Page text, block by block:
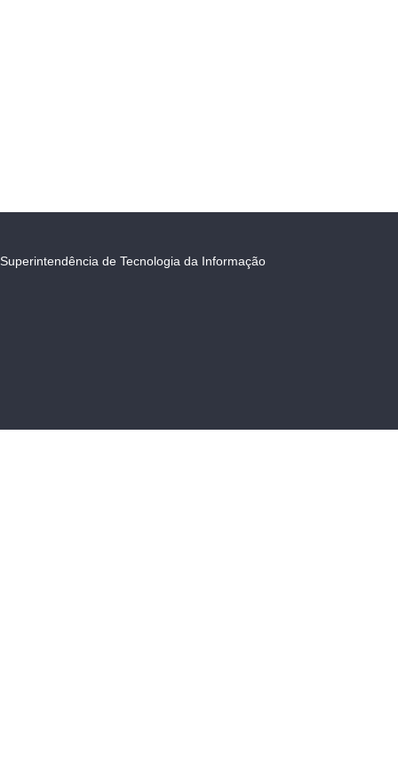
Superintendência de Tecnologia da Informação